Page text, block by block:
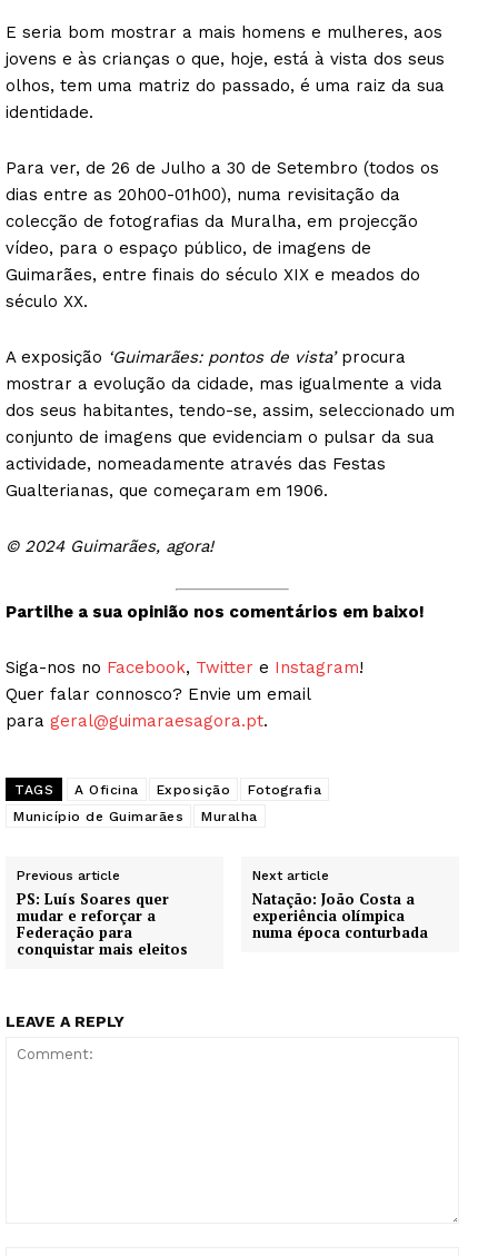
E seria bom mostrar a mais homens e mulheres, aos
jovens e às crianças o que, hoje, está à vista dos seus
olhos, tem uma matriz do passado, é uma raiz da sua
identidade.
Para ver, de 26 de Julho a 30 de Setembro (todos os
dias entre as 20h00-01h00), numa revisitação da
colecção de fotografias da Muralha, em projecção
vídeo, para o espaço público, de imagens de
Guimarães, entre finais do século XIX e meados do
século XX.
A exposição ‘Guimarães: pontos de vista’procura
mostrar a evolução da cidade, mas igualmente a vida
dos seus habitantes, tendo-se, assim, seleccionado um
conjunto de imagens que evidenciam o pulsar da sua
actividade, nomeadamente através das Festas
Gualterianas, que começaram em 1906.
© 2024 Guimarães, agora!
Partilhe a sua opinião nos comentários em baixo!
Siga-nos no Facebook, Twitter e Instagram!
Quer falar connosco? Envie um email
para geral@guimaraesagora.pt.
TAGS A Oficina Exposição
Fotografia
Município de Guimarães
Muralha
Previous article
PS: Luís Soares quer
mudar e reforçar a
Federação para
conquistar mais eleitos
Next article
Natação: João Costa a
experiência olímpica
numa época conturbada
LEAVE A REPLY